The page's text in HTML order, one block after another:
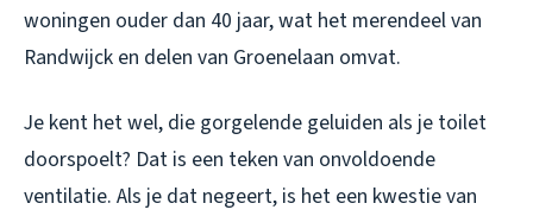
woningen ouder dan 40 jaar, wat het merendeel van
Randwijck en delen van Groenelaan omvat.
Je kent het wel, die gorgelende geluiden als je toilet
doorspoelt? Dat is een teken van onvoldoende
ventilatie. Als je dat negeert, is het een kwestie van